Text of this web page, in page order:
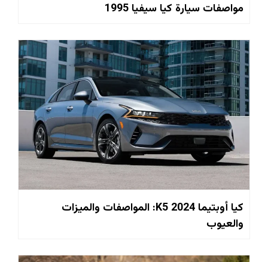
مواصفات سيارة كيا سيفيا 1995
كيا أوبتيما K5 2024: المواصفات والميزات
والعيوب